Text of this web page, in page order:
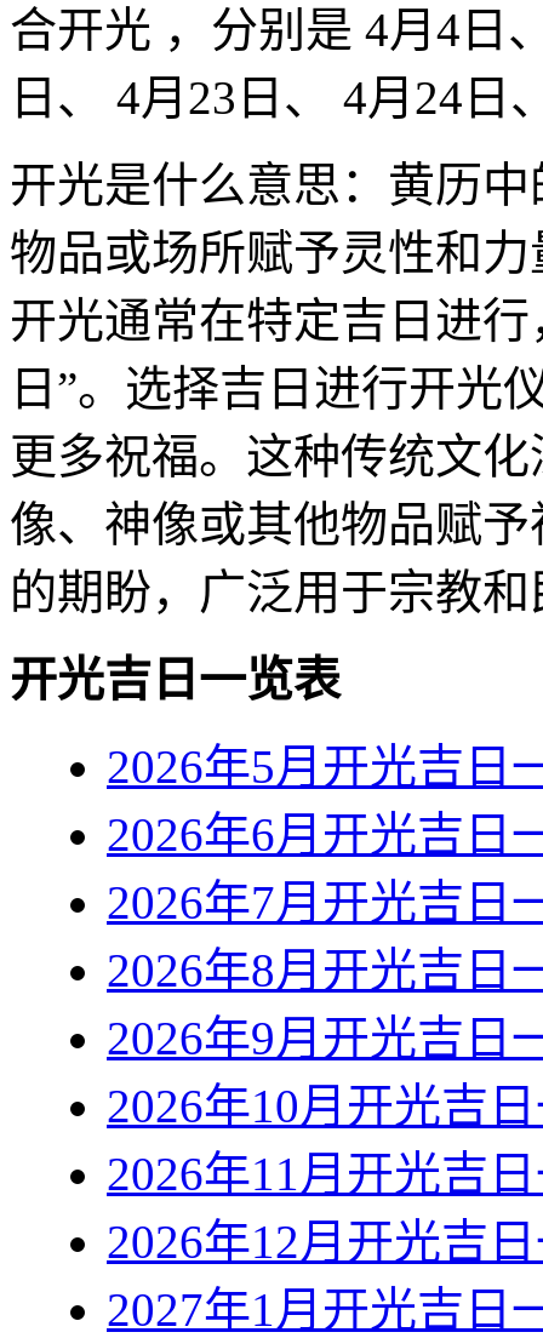
合开光 ，分别是 4月4日
日、 4月23日、 4月24日
开光是什么意思：黄历
物品或场所赋予灵性和
开光通常在特定吉日进
日”。选择吉日进行开光
更多祝福。这种传统文
像、神像或其他物品赋
的期盼，广泛用于宗教
开光吉日一览表
2026年5月开光吉日
2026年6月开光吉日
2026年7月开光吉日
2026年8月开光吉日
2026年9月开光吉日
2026年10月开光吉
2026年11月开光吉
2026年12月开光吉
2027年1月开光吉日